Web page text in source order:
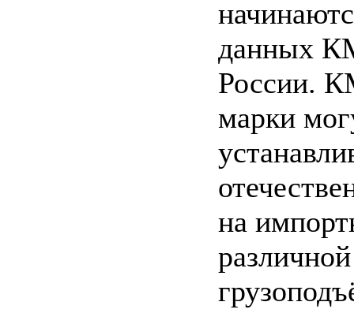
данных
России.
марки
на
различной